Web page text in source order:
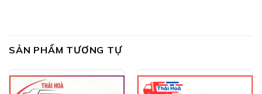
SẢN PHẨM TƯƠNG TỰ